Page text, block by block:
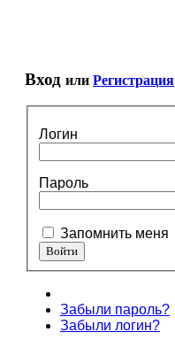
Вход или Регистрация
Логин
Пароль
Запомнить меня
Забыли пароль?
Забыли логин?